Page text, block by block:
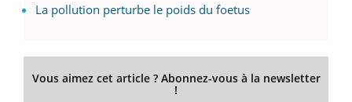
La pollution perturbe le poids du foetus
Vous aimez cet article ? Abonnez-vous à la newsletter
!